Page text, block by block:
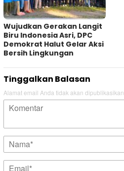
Wujudkan Gerakan Langit
Biru Indonesia Asri, DPC
Demokrat Halut Gelar Aksi
Bersih Lingkungan
Tinggalkan Balasan
Alamat email Anda tidak akan dipublikasikan.